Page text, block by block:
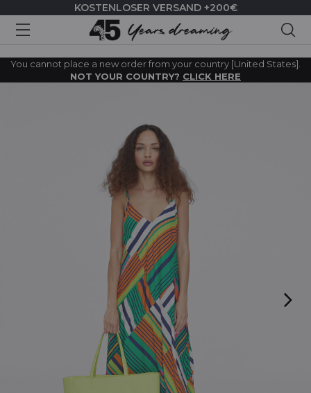
KOSTENLOSER VERSAND +200€
You cannot place a new order from your country [United States].
NOT YOUR COUNTRY? CLICK HERE